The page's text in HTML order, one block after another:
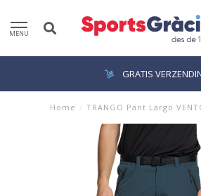
MENU
GRATIS
Home / TRANGO Pant Largo